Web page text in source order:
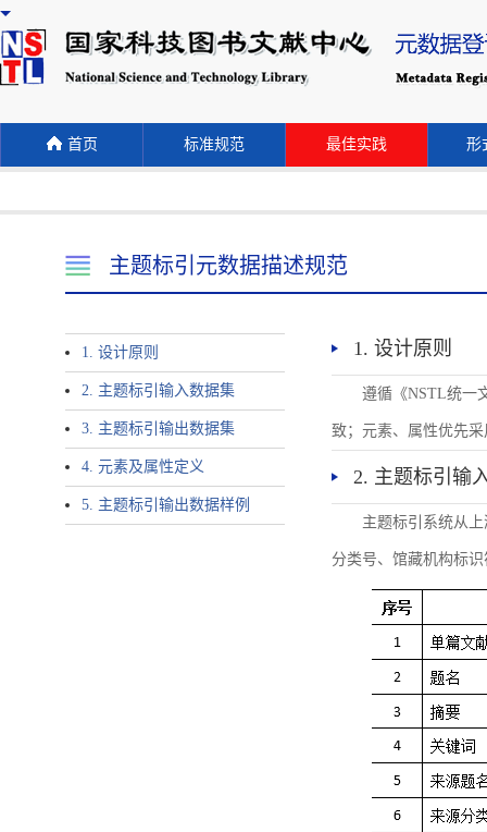
首页 标准规范 最佳实践 形
主题标引元数据描述规范
1. 设计原则
2. 主题标引输入数据集
3. 主题标引输出数据集
4. 元素及属性定义
5. 主题标引输出数据样例
1. 设计原则
遵循《NSTL统一
致；元素、属性优先
2. 主题标引输
主题标引系统从
分类号、馆藏机构标